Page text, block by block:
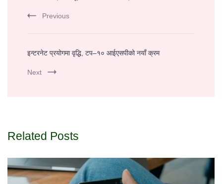
Navigation
Previous
इन्टरनेट प्रयोगमा वृद्धि, टप–१० आईएसपीको नयाँ क्रम
Next
Related Posts